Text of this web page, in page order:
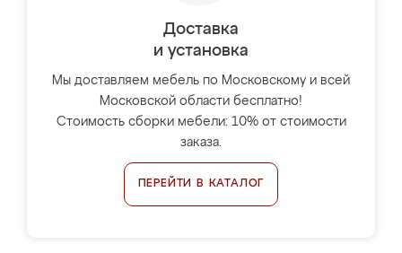
Доставка
и установка
Мы доставляем мебель по Московскому и всей
Московской области бесплатно!
Стоимость сборки мебели: 10% от стоимости
заказа.
ПЕРЕЙТИ В КАТАЛОГ